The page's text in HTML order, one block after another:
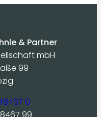
& Partner
mbH
99
0